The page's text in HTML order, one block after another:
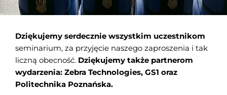
Dziękujemy serdecznie wszystkim uczestnikom
seminarium, za przyjęcie naszego zaproszenia i tak
liczną obecność. Dziękujemy także partnerom
wydarzenia: Zebra Technologies, GS1 oraz
Politechnika Poznańska.